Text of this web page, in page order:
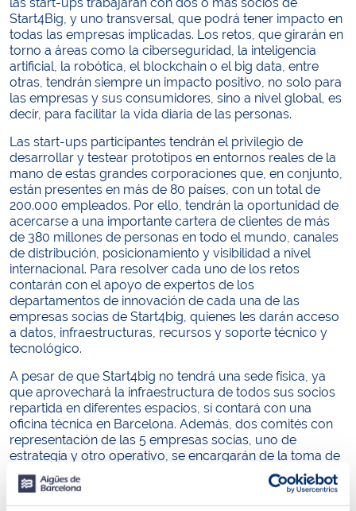
las start-ups trabajarán con dos o más socios de
Start4Big, y uno transversal, que podrá tener impacto en
todas las empresas implicadas. Los retos, que girarán en
torno a áreas como la ciberseguridad, la inteligencia
artificial, la robótica, el blockchain o el big data, entre
otras, tendrán siempre un impacto positivo, no solo para
las empresas y sus consumidores, sino a nivel global, es
decir, para facilitar la vida diaria de las personas.
Las start-ups participantes tendrán el privilegio de
desarrollar y testear prototipos en entornos reales de la
mano de estas grandes corporaciones que, en conjunto,
están presentes en más de 80 países, con un total de
200.000 empleados. Por ello, tendrán la oportunidad de
acercarse a una importante cartera de clientes de más
de 380 millones de personas en todo el mundo, canales
de distribución, posicionamiento y visibilidad a nivel
internacional. Para resolver cada uno de los retos
contarán con el apoyo de expertos de los
departamentos de innovación de cada una de las
empresas socias de Start4big, quienes les darán acceso
a datos, infraestructuras, recursos y soporte técnico y
tecnológico.
A pesar de que Start4big no tendrá una sede física, ya
que aprovechará la infraestructura de todos sus socios
repartida en diferentes espacios, sí contará con una
oficina técnica en Barcelona. Además, dos comités con
representación de las 5 empresas socias, uno de
estrategia y otro operativo, se encargarán de la toma de
decisiones.